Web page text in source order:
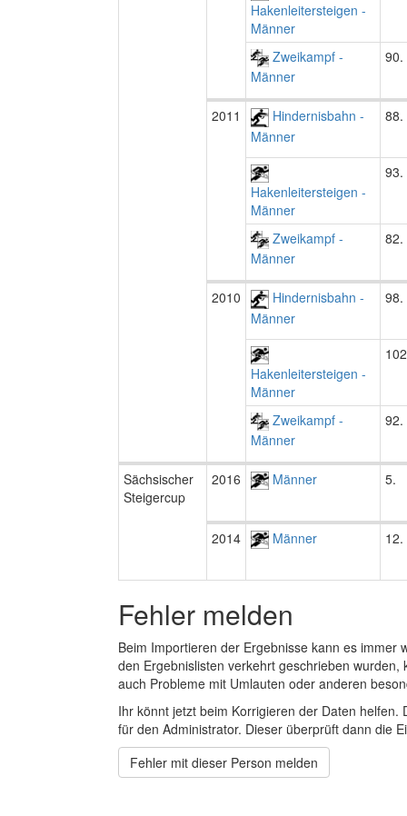
Hakenleitersteigen -
Männer
Zweikampf -
Männer
90.
2011
Hindernisbahn -
Männer
88.
Hakenleitersteigen -
Männer
93.
Zweikampf -
Männer
82.
2010
Hindernisbahn -
Männer
98.
Hakenleitersteigen -
Männer
Zweikampf -
Männer
92.
Sächsischer
Steigercup
2016 Männer 5.
2014 Männer 12.
Fehler melden
Beim Importieren der Ergebnisse kann es
den Ergebnislisten verkehrt geschrieben
auch Probleme mit Umlauten oder anderen
Ihr könnt jetzt beim Korrigieren der Daten
für den Administrator. Dieser überprüft dann die
Fehler mit dieser Person melden